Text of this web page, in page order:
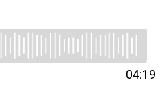
04:19